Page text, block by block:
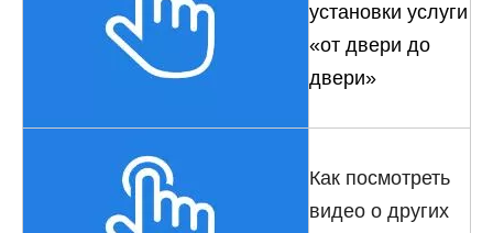
установки услуги
«от двери до
двери»
Как посмотреть
видео о других